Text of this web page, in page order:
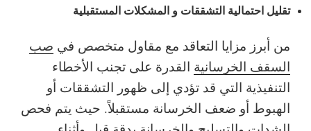
تقليل احتمالية التشققات و المشكلات المستقبلية
من أبرز مزايا التعاقد مع مقاول متخصص في صب
السقف الخرسانية القدرة على تجنب الأخطاء
التنفيذية التي قد تؤدي إلى ظهور التشققات أو
الهبوط أو ضعف الخرسانة مستقبلاً. حيث يتم فحص